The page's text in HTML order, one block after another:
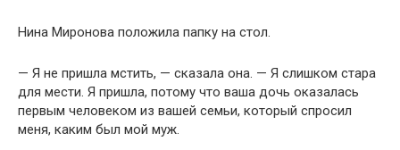
Нина Миронова положила папку на стол.
— Я не пришла мстить, — сказала она. — Я слишком стара
для мести. Я пришла, потому что ваша дочь оказалась
первым человеком из вашей семьи, который спросил
меня, каким был мой муж.